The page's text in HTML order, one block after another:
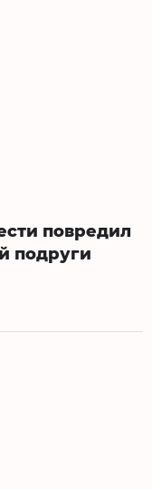
повредил
подруги